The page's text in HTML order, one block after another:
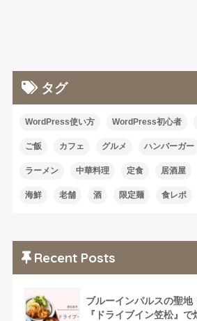
タグ
WordPress使い方 WordPress初心者
ご飯 カフェ グルメ ハンバーガー
ラーメン 中華料理 定食 居酒屋
海鮮 老舗 酒 限定麺 食レポ
Recent Posts
ブルーインパルスの聖地
『ドライブイン笠松』で